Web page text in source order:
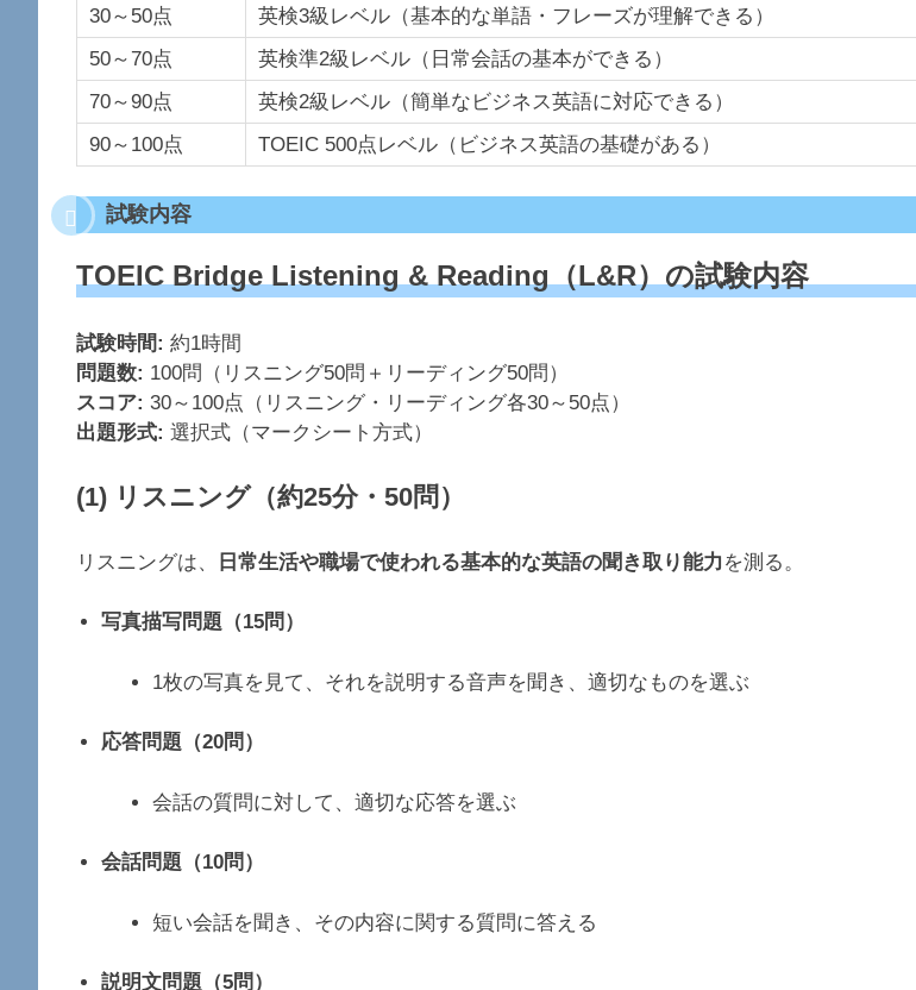
30～50点
英検3級レベル（基本的な単語・フレーズが理解できる）
50～70点
英検準2級レベル（日常会話の基本ができる）
70～90点
英検2級レベル（簡単なビジネス英語に対応できる）
90～100点
TOEIC 500点レベル（ビジネス英語の基礎がある）
試験内容
TOEIC Bridge Listening & Reading（L&R）の試験内容
試験時間: 約1時間
問題数: 100問（リスニング50問＋リーディング50問）
スコア: 30～100点（リスニング・リーディング各30～50点）
出題形式: 選択式（マークシート方式）
(1) リスニング（約25分・50問）
リスニングは、 日常生活や職場で使われる基本的な英語の聞き取り能力 を測る。
写真描写問題（15問）
1枚の写真を見て、それを説明する音声を聞き、適切なものを選ぶ
応答問題（20問）
会話の質問に対して、適切な応答を選ぶ
会話問題（10問）
短い会話を聞き、その内容に関する質問に答える
説明文問題（5問）